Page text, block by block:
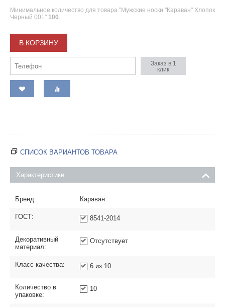
Минимальное количество для товара "Мужские носки "Караван" Хлопок
Черный 001" 100.
В КОРЗИНУ
Заказ в 1
клик
СПИСОК ВАРИАНТОВ ТОВАРА
Характеристики
Бренд: Караван
ГОСТ: 8541-2014
Декоративный
материал:
Отсутствует
Класс качества: 6 из 10
Количество в
упаковке:
10